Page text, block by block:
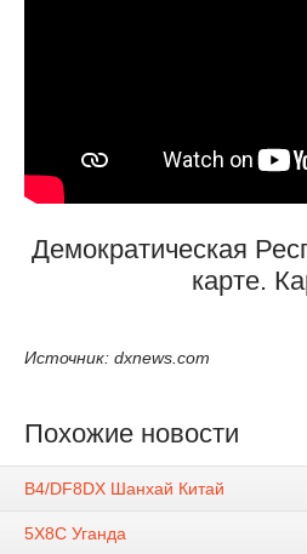
Демократическая
карте.
Источник: dxnews.com
Похожие новости
B4/DF8DX Шанхай Китай
5X8C Уганда